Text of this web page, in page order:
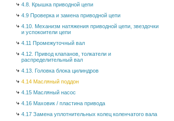
4.8. Крышка приводной цепи
4.9 Проверка и замена приводной цепи
4.10. Механизм натяжения приводной цепи, звездочки
и успокоители цепи
4.11 Промежуточный вал
4.12. Привод клапанов, толкатели и
распределительный вал
4.13. Головка блока цилиндров
4.14 Масляный поддон
4.15 Масляный насос
4.16 Маховик / пластина привода
4.17 Замена уплотнительных колец коленчатого вала